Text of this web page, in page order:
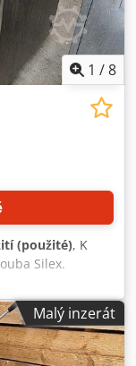
1 /8
(použité), K
Silex.
X/Y/Z: cca
900 kg. K
je možná.
Malý inzerát